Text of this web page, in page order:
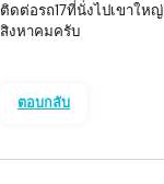
ติดต่อรถ17ที่นั่งไปเขาใหญ่
สิงหาคมครับ
ตอบกลับ